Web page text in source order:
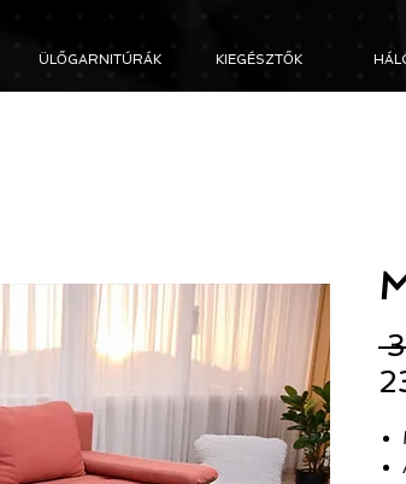
ÜLŐGARNITÚRÁK KIEGÉSZTŐK